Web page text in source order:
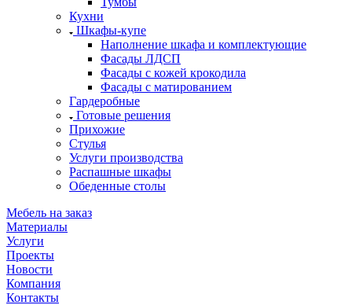
Кухни
Шкафы-купе
Наполнение шкафа и комплектующие
Фасады ЛДСП
Фасады с кожей крокодила
Фасады с матированием
Гардеробные
Готовые решения
Прихожие
Стулья
Услуги производства
Распашные шкафы
Обеденные столы
Мебель на заказ
Материалы
Услуги
Проекты
Новости
Компания
Контакты